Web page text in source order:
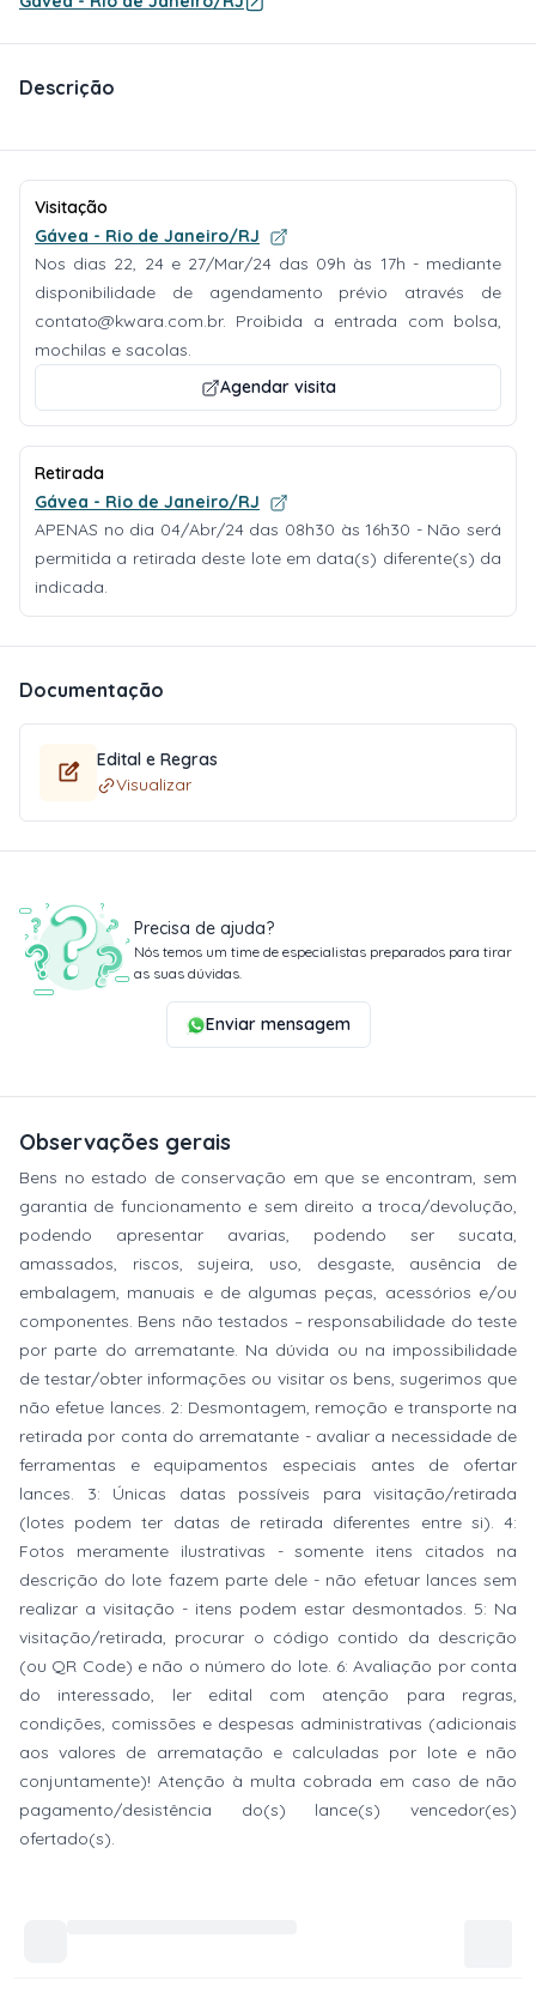
Descrição
Visitação
Gávea - Rio de Janeiro/RJ
Nos dias 22, 24 e 27/Mar/24 das 09h às 17h - mediante
disponibilidade de agendamento prévio através de
contato@kwara.com.br. Proibida a entrada com bolsa,
mochilas e sacolas.
Agendar visita
Retirada
Gávea - Rio de Janeiro/RJ
APENAS no dia 04/Abr/24 das 08h30 às 16h30 - Não será
permitida a retirada deste lote em data(s) diferente(s) da
indicada.
Documentação
Edital e Regras
Visualizar
Precisa de ajuda?
Nós temos um time de especialistas preparados para tirar
as suas dúvidas.
Enviar mensagem
Observações gerais
Bens no estado de conservação em que se encontram, sem
garantia de funcionamento e sem direito a troca/devolução,
podendo apresentar avarias, podendo ser sucata,
amassados, riscos, sujeira, uso, desgaste, ausência de
embalagem, manuais e de algumas peças, acessórios e/ou
componentes. Bens não testados – responsabilidade do teste
por parte do arrematante. Na dúvida ou na impossibilidade
de testar/obter informações ou visitar os bens, sugerimos que
não efetue lances. 2: Desmontagem, remoção e transporte na
retirada por conta do arrematante - avaliar a necessidade de
ferramentas e equipamentos especiais antes de ofertar
lances. 3: Únicas datas possíveis para visitação/retirada
(lotes podem ter datas de retirada diferentes entre si). 4:
Fotos meramente ilustrativas - somente itens citados na
descrição do lote fazem parte dele - não efetuar lances sem
realizar a visitação - itens podem estar desmontados. 5: Na
visitação/retirada, procurar o código contido da descrição
(ou QR Code) e não o número do lote. 6: Avaliação por conta
do interessado, ler edital com atenção para regras,
condições, comissões e despesas administrativas (adicionais
aos valores de arrematação e calculadas por lote e não
conjuntamente)! Atenção à multa cobrada em caso de não
pagamento/desistência do(s) lance(s) vencedor(es)
ofertado(s).